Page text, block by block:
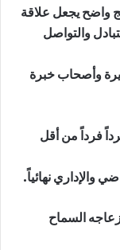
واضح يجعل علاقة
والتواصل
وأصحاب خبرة
فرداً من أقل
والإداري نهائياً.
السماح